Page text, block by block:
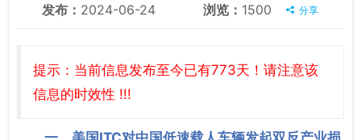
发布： 2024-06-24 浏览： 1500 分享
提示：当前信息发布至今已有773天！请注意该
信息的时效性 !!!